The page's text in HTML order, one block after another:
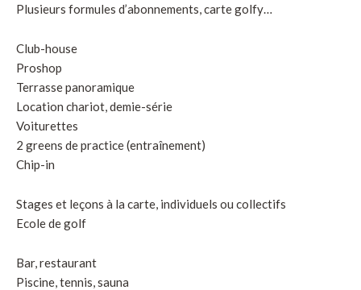
Plusieurs formules d’abonnements, carte golfy…
Club-house
Proshop
Terrasse panoramique
Location chariot, demie-série
Voiturettes
2 greens de practice (entraînement)
Chip-in
Stages et leçons à la carte, individuels ou collectifs
Ecole de golf
Bar, restaurant
Piscine, tennis, sauna